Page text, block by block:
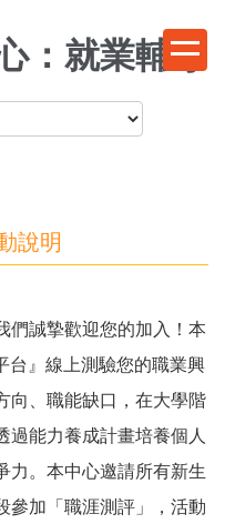
：就業輔導
說明
們誠摯歡迎您的加入！本
台』線上測驗您的職業興
向、職能缺口，在大學階
過能力養成計畫培養個人
力。本中心邀請所有新生
參加「職涯測評」，活動